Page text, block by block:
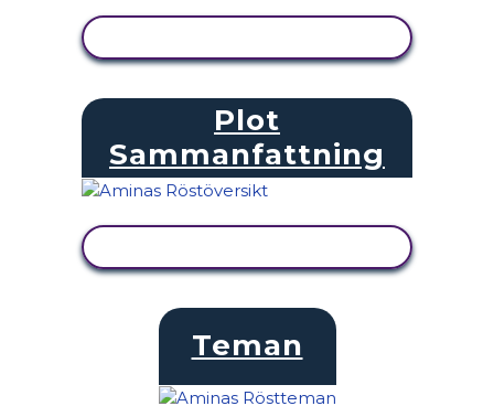
Plot
Sammanfattning
Teman